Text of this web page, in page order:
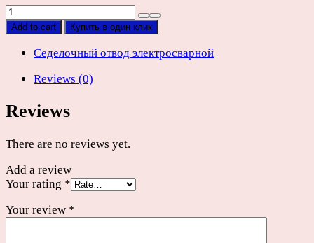
Седелочный
отвод
ПНД
D110х110мм
Add to cart Купить в один клик
Седелочный отвод электросварной
Reviews (0)
Reviews
There are no reviews yet.
Add a review
Your rating *
Your review *